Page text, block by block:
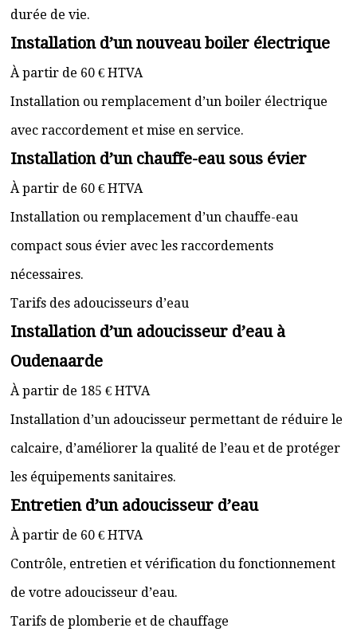
durée de vie.
Installation d’un nouveau boiler électrique
À partir de 60 € HTVA
Installation ou remplacement d’un boiler électrique
avec raccordement et mise en service.
Installation d’un chauffe-eau sous évier
À partir de 60 € HTVA
Installation ou remplacement d’un chauffe-eau
compact sous évier avec les raccordements
nécessaires.
Tarifs des adoucisseurs d’eau
Installation d’un adoucisseur d’eau à
Oudenaarde
À partir de 185 € HTVA
Installation d’un adoucisseur permettant de réduire le
calcaire, d’améliorer la qualité de l’eau et de protéger
les équipements sanitaires.
Entretien d’un adoucisseur d’eau
À partir de 60 € HTVA
Contrôle, entretien et vérification du fonctionnement
de votre adoucisseur d’eau.
Tarifs de plomberie et de chauffage